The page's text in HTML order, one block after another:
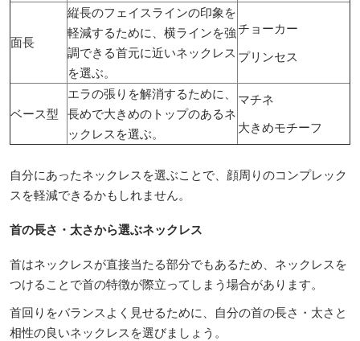
面長
縦長のフェイスラインの印象を
軽減するために、横ラインを強
調できる首元に近いネックレス
を選ぶ。
チョーカー
プリンセス
ベース型
エラの張りを解消するために、
長めで大きめのトップのあるネ
ックレスを選ぶ。
マチネ
大きめモチーフ
自分にあったネックレスを選ぶことで、顔周りのコンプレック
スを軽減できるかもしれません。
首の長さ・太さから選ぶネックレス
首はネックレスが直接当たる部分でもあるため、ネックレスを
つけることで首の特徴が際立ってしまう場合があります。
首回りをバランスよく見せるために、自分の首の長さ・太さと
相性の良いネックレスを選びましょう。